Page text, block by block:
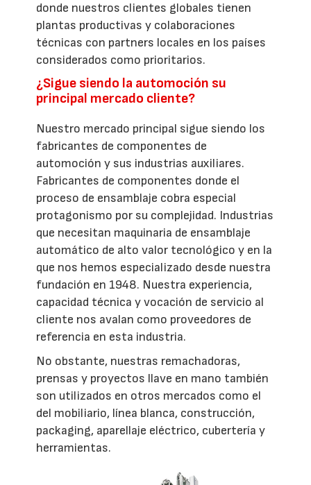
donde nuestros clientes globales tienen
plantas productivas y colaboraciones
técnicas con partners locales en los países
considerados como prioritarios.
¿Sigue siendo la automoción su
principal mercado cliente?
Nuestro mercado principal sigue siendo los
fabricantes de componentes de
automoción y sus industrias auxiliares.
Fabricantes de componentes donde el
proceso de ensamblaje cobra especial
protagonismo por su complejidad. Industrias
que necesitan maquinaria de ensamblaje
automático de alto valor tecnológico y en la
que nos hemos especializado desde nuestra
fundación en 1948. Nuestra experiencia,
capacidad técnica y vocación de servicio al
cliente nos avalan como proveedores de
referencia en esta industria.
No obstante, nuestras remachadoras,
prensas y proyectos llave en mano también
son utilizados en otros mercados como el
del mobiliario, línea blanca, construcción,
packaging, aparellaje eléctrico, cubertería y
herramientas.